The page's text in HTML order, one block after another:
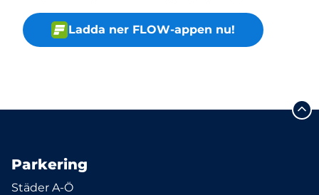
Ladda ner FLOW-appen nu!
Parkering
Städer A-Ö